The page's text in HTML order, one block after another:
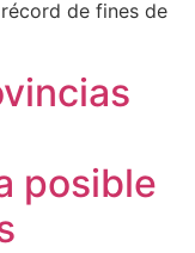
de fines de
posible